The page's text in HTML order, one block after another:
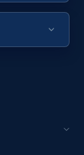
url,